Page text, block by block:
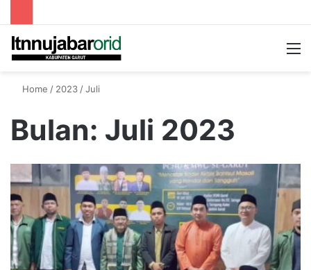
Home / 2023 /Juli
Bulan: Juli 2023